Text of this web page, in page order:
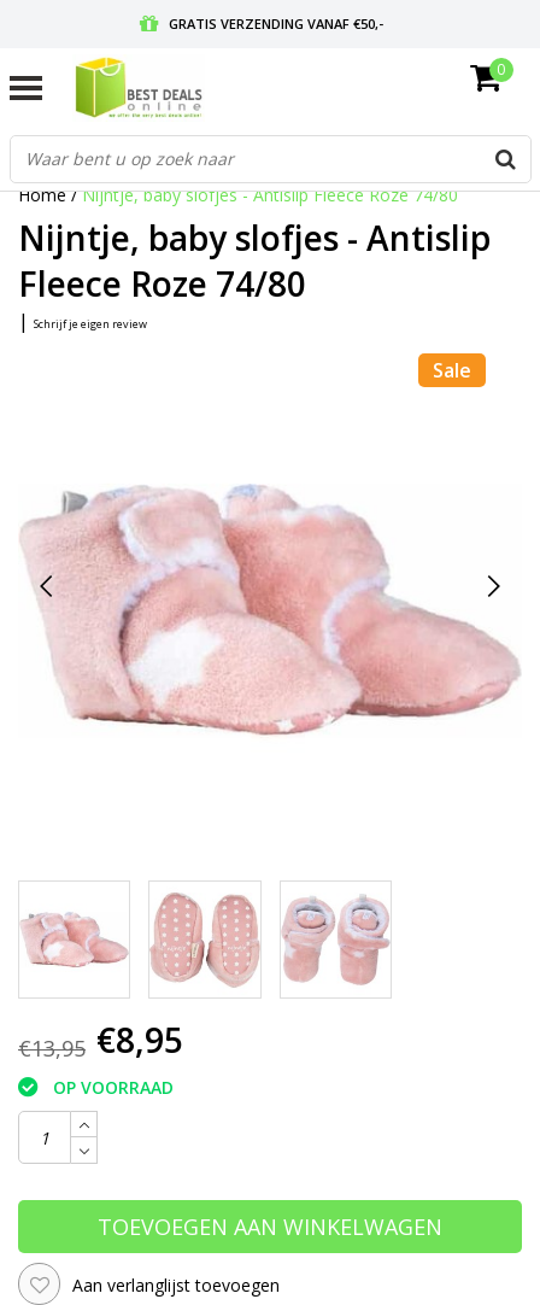
GRATIS VERZENDING VANAF €50,-
GRATIS RETOURNEREN EN 30 DAGEN BEDENKTIJD
0
Home/Nijntje, baby slofjes - Antislip Fleece Roze 74/80
Nijntje, baby slofjes - Antislip
Fleece Roze 74/80
| Schrijf je eigen review
Sale
€13,95 €8,95
OP VOORRAAD
TOEVOEGEN AAN WINKELWAGEN
Aan verlanglijst toevoegen